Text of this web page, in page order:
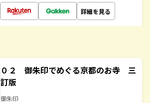
詳細を見る
０２ 御朱印でめぐる京都のお寺 三
訂版
御朱印